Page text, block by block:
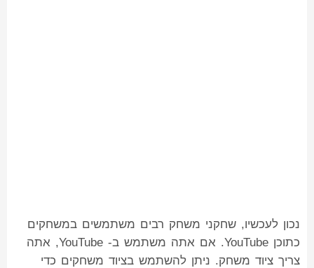
נכון לעכשיו, שחקני משחק רבים משתמשים במשחקים
כתוכן YouTube. אם אתה משתמש ב- YouTube, אתה
צריך ציוד משחק. ניתן להשתמש בציוד משחקים כדי